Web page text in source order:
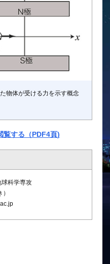
物体が受ける力を示す概念
覧する（PDF4頁)
科学専攻